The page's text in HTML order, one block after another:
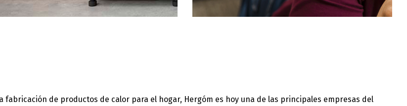
fabricación de productos de calor para el hogar, Hergóm es hoy una de las principales empresas del